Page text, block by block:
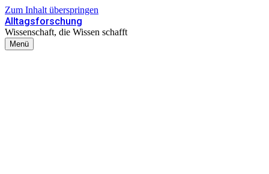
Zum Inhalt überspringen
Alltagsforschung
Wissenschaft, die Wissen schafft
Menü